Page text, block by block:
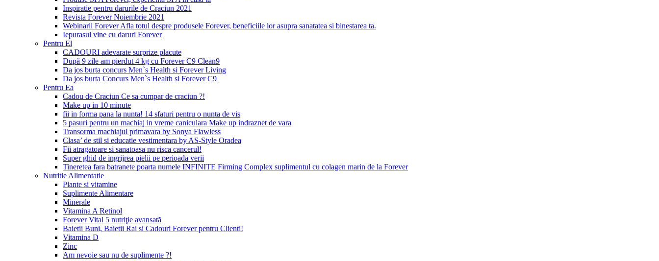
Inspiratie pentru darurile de Craciun 2021
Revista Forever Noiembrie 2021
Webinarii Forever Afla totul despre produsele Forever, beneficiile lor asupra sanatatea si binestarea ta.
Iepurasul vine cu daruri Forever
Pentru El
CADOURI adevarate surprize placute
După 9 zile am pierdut 4 kg cu Forever C9 Clean9
Da jos burta concurs Men`s Health si Forever Living
Da jos burta Concurs Men`s Health si Forever C9
Pentru Ea
Cadou de Craciun Ce sa cumpar de craciun ?!
Make up in 10 minute
fii in forma pana la nunta! 14 sfaturi pentru o nunta de vis
5 pasuri pentru un machiaj in vreme caniculara Make up indraznet de vara
Transorma machiajul primavara by Sonya Flawless
Clasa’ de stil si educatie vestimentara by AS-Style Oradea
Fii atragatoare si sanatoasa nu risca cancerul!
Super ghid de ingrijrea pielii pe perioada verii
Tineretea fara batranete poarta numele INFINITE Firming Complex suplimentul cu colagen marin de la Forever
Nutritie Alimentatie
Plante si vitamine
Suplimente Alimentare
Minerale
Vitamina A Retinol
Forever Vital 5 nutriţie avansată
Baietii Buni, Baietii Rai si Cadouri Forever pentru Clienti!
Vitamina D
Zinc
Am nevoie sau nu de suplimente ?!